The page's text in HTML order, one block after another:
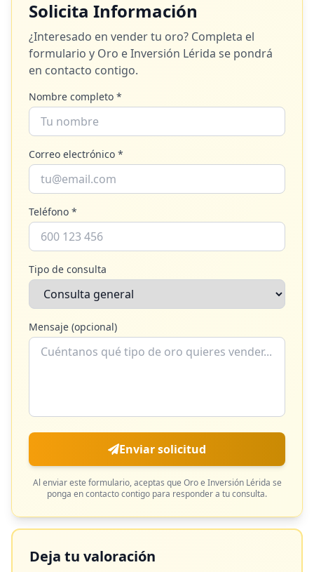
Solicita Información
¿Interesado en vender tu oro? Completa el
formulario y Oro e Inversión Lérida se pondrá
en contacto contigo.
Nombre completo *
Correo electrónico *
Teléfono *
Tipo de consulta
Mensaje (opcional)
Enviar solicitud
Al enviar este formulario, aceptas que Oro e Inversión Lérida se
ponga en contacto contigo para responder a tu consulta.
Deja tu valoración